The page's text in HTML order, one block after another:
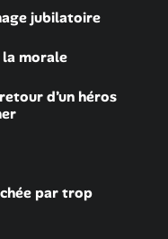
jubilatoire
la morale
d’un héros
par trop